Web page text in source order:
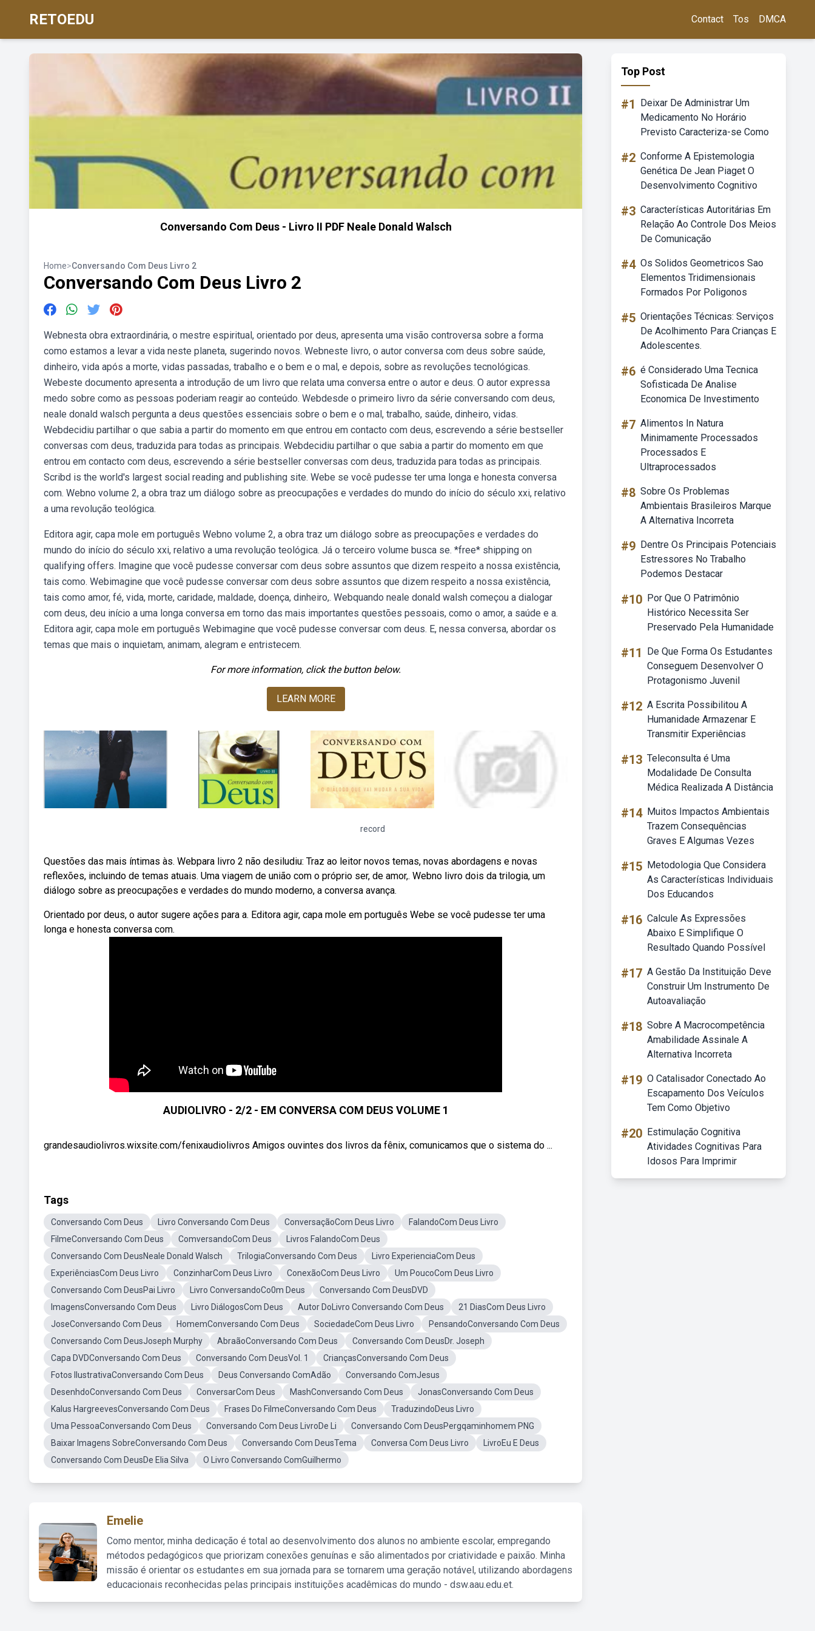
RETOEDU Contact Tos DMCA
Conversando Com Deus - Livro II PDF Neale Donald Walsch
Home>Conversando Com Deus Livro 2
Conversando Com Deus Livro 2
Webnesta obra extraordinária, o mestre espiritual, orientado por deus, apresenta uma visão controversa sobre a forma
como estamos a levar a vida neste planeta, sugerindo novos. Webneste livro, o autor conversa com deus sobre saúde,
dinheiro, vida após a morte, vidas passadas, trabalho e o bem e o mal, e depois, sobre as revoluções tecnológicas.
Webeste documento apresenta a introdução de um livro que relata uma conversa entre o autor e deus. O autor expressa
medo sobre como as pessoas poderiam reagir ao conteúdo. Webdesde o primeiro livro da série conversando com deus,
neale donald walsch pergunta a deus questões essenciais sobre o bem e o mal, trabalho, saúde, dinheiro, vidas.
Webdecidiu partilhar o que sabia a partir do momento em que entrou em contacto com deus, escrevendo a série bestseller
conversas com deus, traduzida para todas as principais. Webdecidiu partilhar o que sabia a partir do momento em que
entrou em contacto com deus, escrevendo a série bestseller conversas com deus, traduzida para todas as principais.
Scribd is the world's largest social reading and publishing site. Webe se você pudesse ter uma longa e honesta conversa
com. Webno volume 2, a obra traz um diálogo sobre as preocupações e verdades do mundo do início do século xxi, relativo
a uma revolução teológica.
Editora agir, capa mole em português Webno volume 2, a obra traz um diálogo sobre as preocupações e verdades do
mundo do início do século xxi, relativo a uma revolução teológica. Já o terceiro volume busca se. *free* shipping on
qualifying offers. Imagine que você pudesse conversar com deus sobre assuntos que dizem respeito a nossa existência,
tais como. Webimagine que você pudesse conversar com deus sobre assuntos que dizem respeito a nossa existência,
tais como amor, fé, vida, morte, caridade, maldade, doença, dinheiro,. Webquando neale donald walsh começou a dialogar
com deus, deu início a uma longa conversa em torno das mais importantes questões pessoais, como o amor, a saúde e a.
Editora agir, capa mole em português Webimagine que você pudesse conversar com deus. E, nessa conversa, abordar os
temas que mais o inquietam, animam, alegram e entristecem.
For more information, click the button below.
LEARN MORE
record
Questões das mais íntimas às. Webpara livro 2 não desiludiu: Traz ao leitor novos temas, novas abordagens e novas
reflexões, incluindo de temas atuais. Uma viagem de união com o próprio ser, de amor,. Webno livro dois da trilogia, um
diálogo sobre as preocupações e verdades do mundo moderno, a conversa avança.
Orientado por deus, o autor sugere ações para a. Editora agir, capa mole em português Webe se você pudesse ter uma
longa e honesta conversa com.
AUDIOLIVRO - 2/2 - EM CONVERSA COM DEUS VOLUME 1
grandesaudiolivros.wixsite.com/fenixaudiolivros Amigos ouvintes dos livros da fênix, comunicamos que o sistema do ...
Tags
Conversando Com Deus Livro Conversando Com Deus ConversaçãoCom Deus Livro
FalandoCom Deus Livro
FilmeConversando Com Deus
ComversandoCom Deus
Livros FalandoCom Deus
Conversando Com DeusNeale Donald Walsch
TrilogiaConversando Com Deus
Livro ExperienciaCom Deus
ExperiênciasCom Deus Livro
ConzinharCom Deus Livro ConexãoCom Deus Livro
Um PoucoCom Deus Livro
Conversando Com DeusPai Livro
Livro ConversandoCo0m Deus
Conversando Com DeusDVD
ImagensConversando Com Deus
Livro DiálogosCom Deus Autor DoLivro Conversando Com Deus
21 DiasCom Deus Livro
JoseConversando Com Deus
HomemConversando Com Deus SociedadeCom Deus Livro
PensandoConversando Com Deus
Conversando Com DeusJoseph Murphy
AbraãoConversando Com Deus
Conversando Com DeusDr. Joseph
Capa DVDConversando Com Deus
Conversando Com DeusVol. 1
CriançasConversando Com Deus
Fotos IlustrativaConversando Com Deus
Deus Conversando ComAdão
Conversando ComJesus
DesenhdoConversando Com Deus
ConversarCom Deus MashConversando Com Deus
JonasConversando Com Deus
Kalus HargreevesConversando Com Deus
Frases Do FilmeConversando Com Deus
TraduzindoDeus Livro
Uma PessoaConversando Com Deus
Conversando Com Deus LivroDe Li
Conversando Com DeusPergqaminhomem PNG
Baixar Imagens SobreConversando Com Deus
Conversando Com DeusTema Conversa Com Deus Livro
LivroEu E Deus
Conversando Com DeusDe Elia Silva
O Livro Conversando ComGuilhermo
Emelie
Como mentor, minha dedicação é total ao desenvolvimento dos alunos no ambiente escolar, empregando
métodos pedagógicos que priorizam conexões genuínas e são alimentados por criatividade e paixão. Minha
missão é orientar os estudantes em sua jornada para se tornarem uma geração notável, utilizando abordagens
educacionais reconhecidas pelas principais instituições acadêmicas do mundo - dsw.aau.edu.et.
Top Post
#1
Deixar De Administrar Um
Medicamento No Horário
Previsto Caracteriza-se Como
#2 Conforme A Epistemologia
Genética De Jean Piaget O
Desenvolvimento Cognitivo
#3 Características Autoritárias Em
Relação Ao Controle Dos Meios
De Comunicação
#4 Os Solidos Geometricos Sao
Elementos Tridimensionais
Formados Por Poligonos
#5 Orientações Técnicas: Serviços
De Acolhimento Para Crianças E
Adolescentes.
#6 é Considerado Uma Tecnica
Sofisticada De Analise
Economica De Investimento
#7 Alimentos In Natura
Minimamente Processados
Processados E
Ultraprocessados
#8 Sobre Os Problemas
Ambientais Brasileiros Marque
A Alternativa Incorreta
#9 Dentre Os Principais Potenciais
Estressores No Trabalho
Podemos Destacar
#10 Por Que O Patrimônio
Histórico Necessita Ser
Preservado Pela Humanidade
#11
De Que Forma Os Estudantes
Conseguem Desenvolver O
Protagonismo Juvenil
#12 A Escrita Possibilitou A
Humanidade Armazenar E
Transmitir Experiências
#13 Teleconsulta é Uma
Modalidade De Consulta
Médica Realizada A Distância
#14 Muitos Impactos Ambientais
Trazem Consequências
Graves E Algumas Vezes
#15 Metodologia Que Considera
As Características Individuais
Dos Educandos
#16 Calcule As Expressões
Abaixo E Simplifique O
Resultado Quando Possível
#17 A Gestão Da Instituição Deve
Construir Um Instrumento De
Autoavaliação
#18 Sobre A Macrocompetência
Amabilidade Assinale A
Alternativa Incorreta
#19 O Catalisador Conectado Ao
Escapamento Dos Veículos
Tem Como Objetivo
#20 Estimulação Cognitiva
Atividades Cognitivas Para
Idosos Para Imprimir